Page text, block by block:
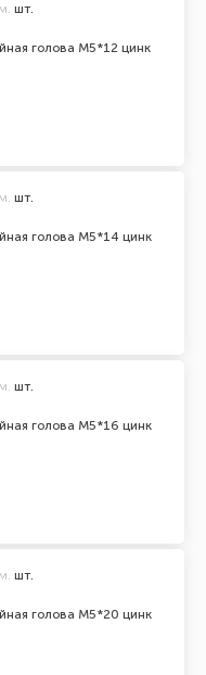
голова М5*12 цинк
шт.
голова М5*14 цинк
шт.
голова М5*16 цинк
шт.
голова М5*20 цинк
шт.